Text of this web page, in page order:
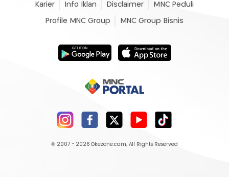
Karier Info Iklan Disclaimer MNC Peduli
Profile MNC Group MNC Group Bisnis
© 2007 - 2026 Okezone.com, All Rights Reserved